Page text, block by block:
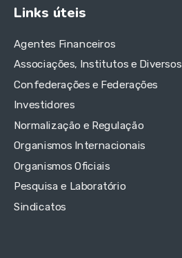
Links úteis
Agentes Financeiros
Associações, Institutos e Diversos
Confederações e Federações
Investidores
Normalização e Regulação
Organismos Internacionais
Organismos Oficiais
Pesquisa e Laboratório
Sindicatos